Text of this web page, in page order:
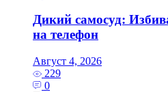
Дикий самосуд:
на телефон
Август 4, 2026
229
0